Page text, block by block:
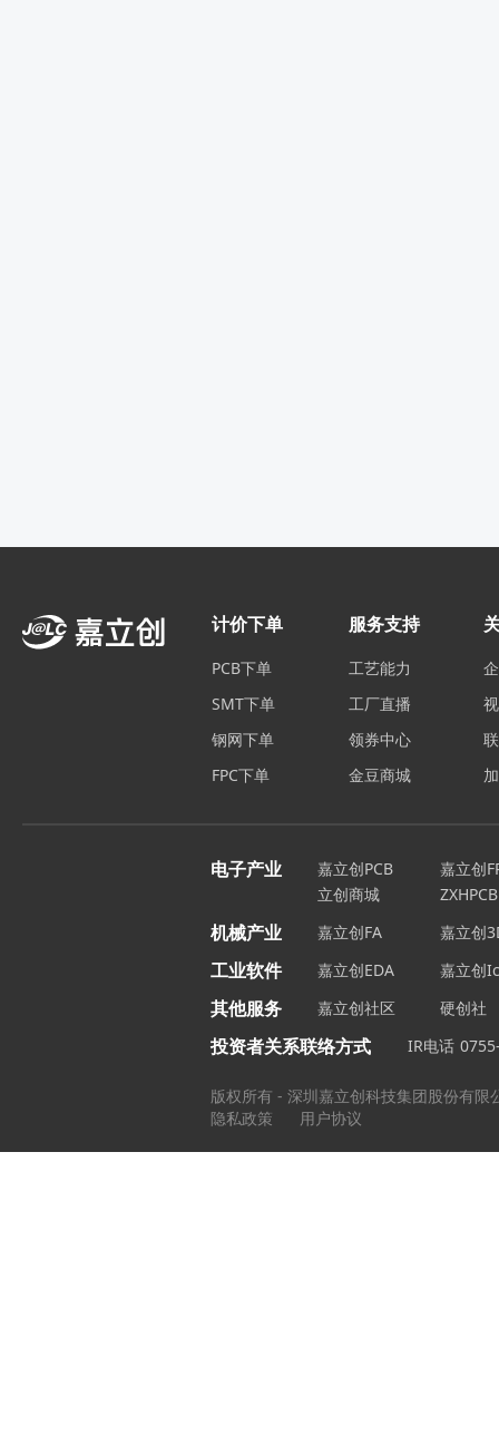
计价下单
PCB下单
SMT下单
钢网下单
FPC下单
服务支持
工艺能力
工厂直播
领券中心
金豆商城
电子产业 嘉立创PCB
嘉立创
立创商城
ZXHPCB
机械产业 嘉立创FA 嘉立创
工业软件 嘉立创EDA 嘉立创
其他服务 嘉立创社区 硬创社
投资者关系联络方式 IR电话
版权所有 - 深圳嘉立创科技集团股份有限
隐私政策
用户协议